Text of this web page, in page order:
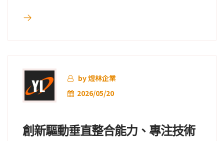
by 煜林企業
2026/05/20
創新驅動垂直整合能力、專注技術